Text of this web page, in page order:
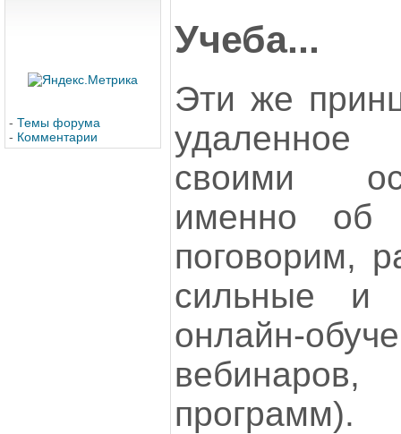
- Темы форума
- Комментарии
Учеба...
Эти же
своими
именно об
поговорим,
сильные и
онлайн-
программ).